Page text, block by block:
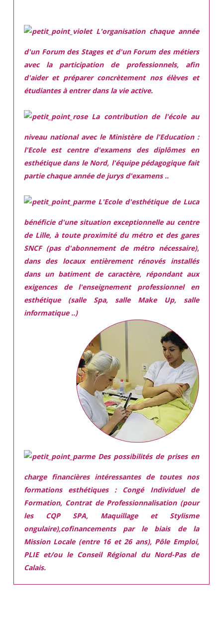
L'organisation chaque année
d'un Forum des Stages et d'un Forum des métiers
avec la participation de professionnels, afin
d'aider et préparer concrètement nos élèves et
étudiantes à entrer dans la vie active.
La contribution de l'école au
niveau national avec le Ministère de l'Education :
l'Ecole est centre d'examens des diplômes en
esthétique dans le Nord, l'équipe pédagogique fait
partie chaque année de jurys d'examens ..
L'Ecole d'esthétique de Luca
bénéficie d'une situation exceptionnelleau centre
de Lille, à toute proximité du métro et des gares
SNCF (pas d'abonnement de métro nécessaire),
dans des locaux entièrement rénovés installés
dans un batiment de caractère, répondant aux
exigencesde l'enseignement professionnel en
esthétique (salle Spa, salle Make Up, salle
informatique ..)
Des possibilités de prises en
charge financières intéressantes de toutes nos
formations esthétiques :Congé Individuel de
Formation, Contrat de Professionnalisation (pour
les CQP SPA, Maquillage et Stylisme
ongulaire),cofinancements par le biais de la
Mission Locale (entre 16 et 26 ans), Pôle Emploi,
PLIE et/ou le Conseil Régional du Nord-Pas de
Calais.